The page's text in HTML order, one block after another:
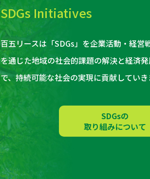
SDGs Initiatives
百五リースは「SDGs」を企業活動・経営
を通じた地域の社会的課題の解決と経済
で、持続可能な社会の実現に貢献していき
SDGsの
取り組みについて